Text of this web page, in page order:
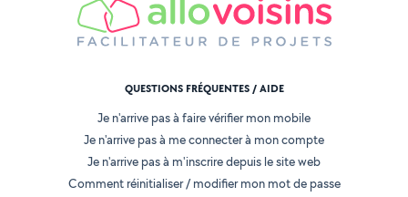
QUESTIONS FRÉQUENTES / AIDE
Je n'arrive pas à faire vérifier mon mobile
Je n'arrive pas à me connecter à mon compte
Je n'arrive pas à m'inscrire depuis le site web
Comment réinitialiser / modifier mon mot de passe